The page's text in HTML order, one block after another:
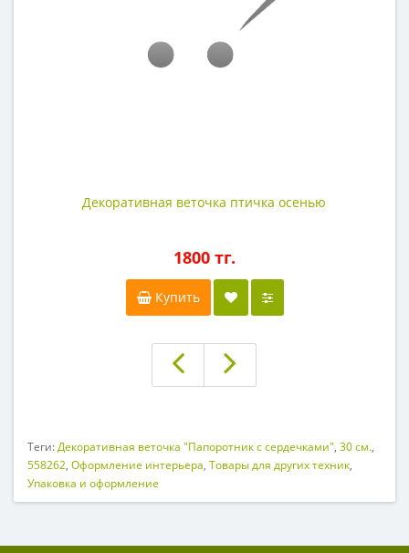
Декоративная веточка птичка осенью
1800 тг.
Купить
Теги:Декоративная веточка "Папоротник с сердечками", 30 см.,
558262, Оформление интерьера, Товары для других техник,
Упаковка и оформление